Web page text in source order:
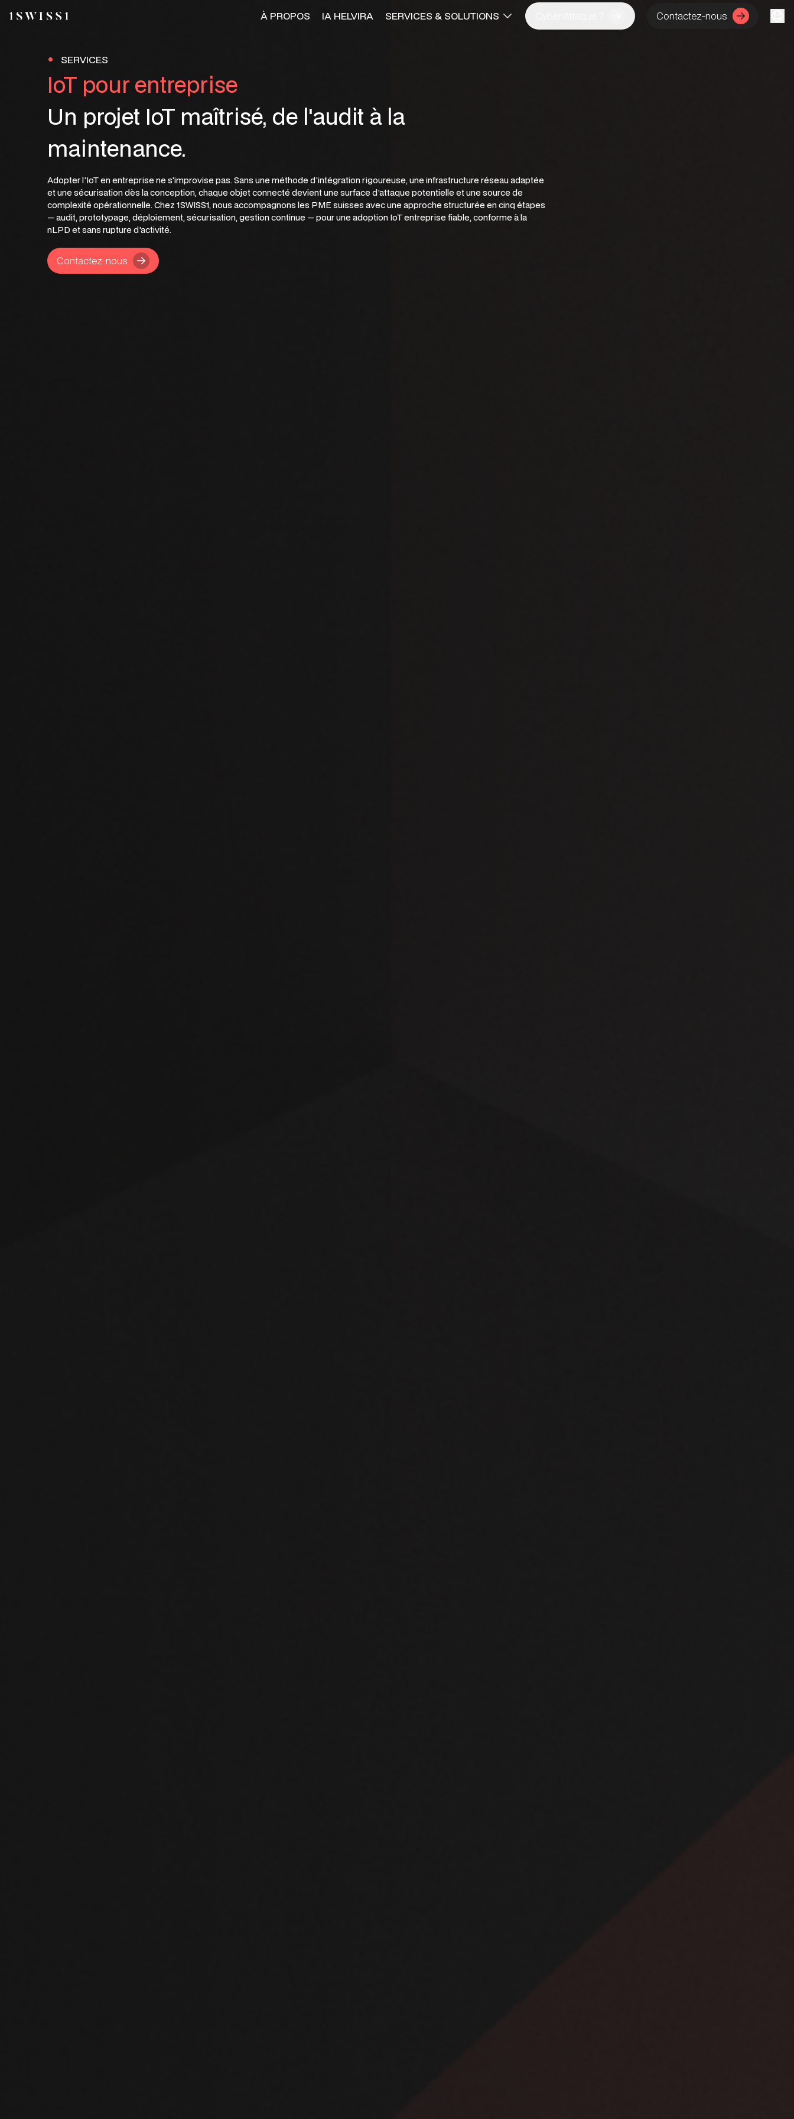
À PROPOS IA HELVIRA SERVICES & SOLUTIONS Contactez-nous
• SERVICES
IoT pour entreprise
Un projet IoT maîtrisé, de l'audit à la
maintenance.
Adopter l'IoT en entreprise ne s'improvise pas. Sans une méthode d'intégration rigoureuse, une infrastructure réseau adaptée
et une sécurisation dès la conception, chaque objet connecté devient une surface d'attaque potentielle et une source de
complexité opérationnelle. Chez 1SWISS1, nous accompagnons les PME suisses avec une approche structurée en cinq étapes
— audit, prototypage, déploiement, sécurisation, gestion continue — pour une adoption IoT entreprise fiable, conforme à la
nLPD et sans rupture d'activité.
Contactez-nous